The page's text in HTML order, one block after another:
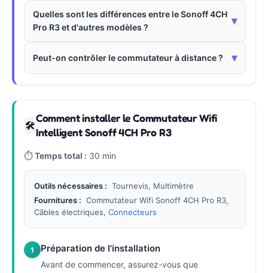
Quelles sont les différences entre le Sonoff 4CH
Pro R3 et d'autres modèles ?
▾
Peut-on contrôler le commutateur à distance ? ▾
🛠
Comment installer le Commutateur Wifi
Intelligent Sonoff 4CH Pro R3
⏱Temps total : 30 min
Outils nécessaires : Tournevis, Multimètre
Fournitures : Commutateur Wifi Sonoff 4CH Pro R3,
Câbles électriques, Connecteurs
1 Préparation de l'installation
Avant de commencer, assurez-vous que